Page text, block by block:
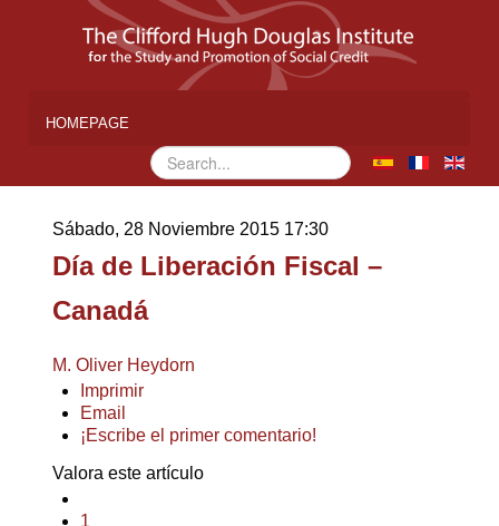
HOMEPAGE
Buscar...
Sábado, 28 Noviembre 2015 17:30
Día de Liberación Fiscal –
Canadá
M. Oliver Heydorn
Imprimir
Email
¡Escribe el primer comentario!
Valora este artículo
1